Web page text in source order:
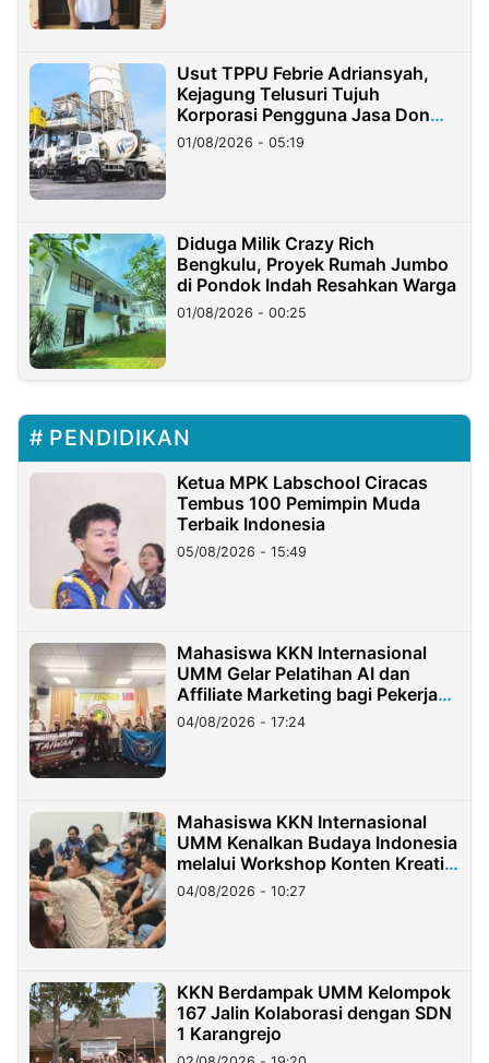
Usut TPPU Febrie Adriansyah,
Kejagung Telusuri Tujuh
Korporasi Pengguna Jasa Don
Ritto
01/08/2026 - 05:19
Diduga Milik Crazy Rich
Bengkulu, Proyek Rumah Jumbo
di Pondok Indah Resahkan Warga
01/08/2026 - 00:25
PENDIDIKAN
Ketua MPK Labschool Ciracas
Tembus 100 Pemimpin Muda
Terbaik Indonesia
05/08/2026 - 15:49
Mahasiswa KKN Internasional
UMM Gelar Pelatihan AI dan
Affiliate Marketing bagi Pekerja
Migran Indonesia di Taiwan
04/08/2026 - 17:24
Mahasiswa KKN Internasional
UMM Kenalkan Budaya Indonesia
melalui Workshop Konten Kreatif
di Taiwan
04/08/2026 - 10:27
KKN Berdampak UMM Kelompok
167 Jalin Kolaborasi dengan SDN
1 Karangrejo